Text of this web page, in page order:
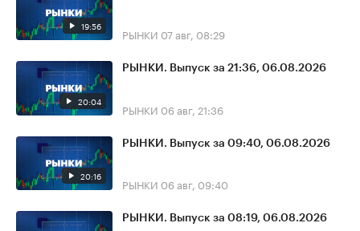
19:56 РЫНКИ 07 авг, 08:29
20:04
РЫНКИ. Выпуск за 21:36, 06.08.2026
РЫНКИ 06 авг, 21:36
20:16
РЫНКИ. Выпуск за 09:40, 06.08.2026
РЫНКИ 06 авг, 09:40
РЫНКИ. Выпуск за 08:19, 06.08.2026